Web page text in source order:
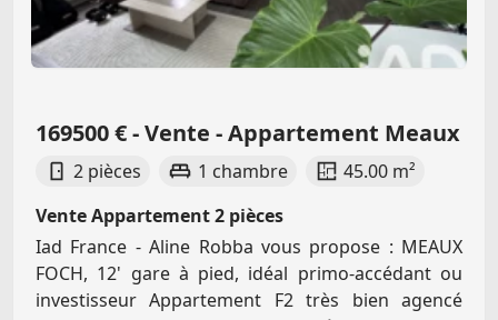
169500 € - Vente - Appartement Meaux
2 pièces 1 chambre
45.00 m²
Vente Appartement 2 pièces
Iad France - Aline Robba vous propose : MEAUX
FOCH, 12' gare à pied, idéal primo-accédant ou
investisseur Appartement F2 très bien agencé